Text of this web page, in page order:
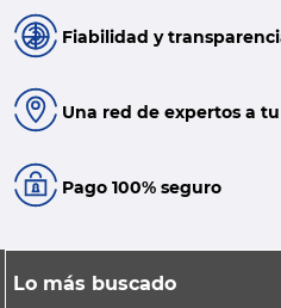
Fiabilidad y
Una red de expertos a
Pago 100% seguro
Lo más buscado